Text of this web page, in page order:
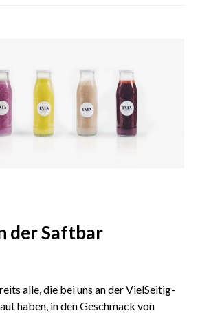
der Saftbar
alle, die bei uns an der VielSeitig-
haben, in den Geschmack von